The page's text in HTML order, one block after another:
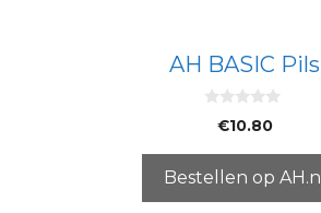
AH BASIC Pils
5
€10.80
Bestellen op AH.nl